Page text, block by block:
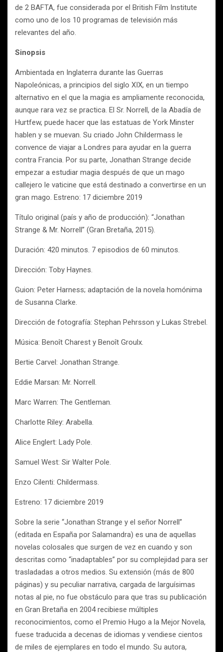
de 2 BAFTA, fue considerada por el British Film Institute
como uno de los 10 programas de televisión más
relevantes del año.
Sinopsis
Ambientada en Inglaterra durante las Guerras
Napoleónicas, a principios del siglo XIX, en un tiempo
alternativo en el que la magia es ampliamente reconocida,
aunque rara vez se practica. El Sr. Norrell, de la Abadía de
Hurtfew, puede hacer que las estatuas de York Minster
hablen y se muevan. Su criado John Childermass le
convence de viajar a Londres para ayudar en la guerra
contra Francia. Por su parte, Jonathan Strange decide
empezar a estudiar magia después de que un mago
callejero le vaticine que está destinado a convertirse en un
gran mago. Estreno: 17 diciembre 2019
Título original (país y año de producción): “Jonathan
Strange & Mr. Norrell” (Gran Bretaña, 2015).
Duración: 420 minutos. 7 episodios de 60 minutos.
Dirección: Toby Haynes.
Guion: Peter Harness; adaptación de la novela homónima
de Susanna Clarke.
Dirección de fotografía: Stephan Pehrsson y Lukas Strebel.
Música: Benoît Charest y Benoît Groulx.
Bertie Carvel: Jonathan Strange.
Eddie Marsan: Mr. Norrell.
Marc Warren: The Gentleman.
Charlotte Riley: Arabella.
Alice Englert: Lady Pole.
Samuel West: Sir Walter Pole.
Enzo Cilenti: Childermass.
Estreno: 17 diciembre 2019
Sobre la serie “Jonathan Strange y el señor Norrell”
(editada en España por Salamandra) es una de aquellas
novelas colosales que surgen de vez en cuando y son
descritas como “inadaptables” por su complejidad para ser
trasladadas a otros medios. Su extensión (más de 800
páginas) y su peculiar narrativa, cargada de larguísimas
notas al pie, no fue obstáculo para que tras su publicación
en Gran Bretaña en 2004 recibiese múltiples
reconocimientos, como el Premio Hugo a la Mejor Novela,
fuese traducida a decenas de idiomas y vendiese cientos
de miles de ejemplares en todo el mundo. Su autora,